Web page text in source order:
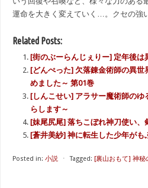
運命を大きく変えていく…。クセの強
Related Posts:
[街のぶーらんじぇりー] 定年後
[どんぺった] 欠落錬金術師の異
めました～ 第01巻
[しんこせい] アラサー魔術師の
らします～
[妹尾尻尾] 落ちこぼれ神刀使い
[蒼井美紗] 神に転生した少年が
Posted in: 小説 ⋅ Tagged: [裏山おもて] 神秘